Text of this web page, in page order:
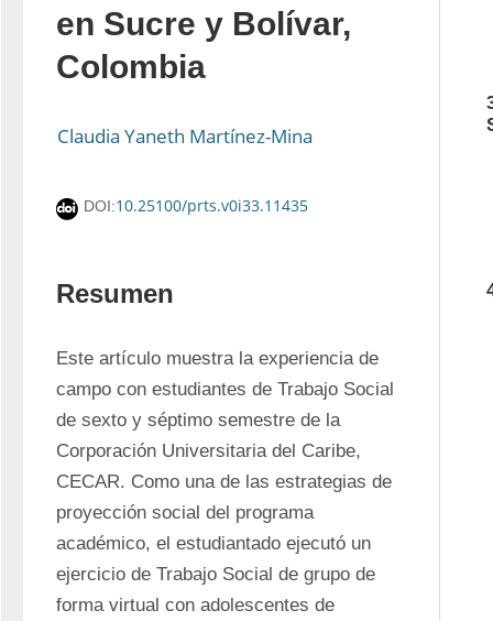
en Sucre y Bolívar,
Colombia
Claudia Yaneth Martínez-Mina
DOI:10.25100/prts.v0i33.11435
Resumen
Este artículo muestra la experiencia de
campo con estudiantes de Trabajo Social
de sexto y séptimo semestre de la
Corporación Universitaria del Caribe,
CECAR. Como una de las estrategias de
proyección social del programa
académico, el estudiantado ejecutó un
ejercicio de Trabajo Social de grupo de
forma virtual con adolescentes de